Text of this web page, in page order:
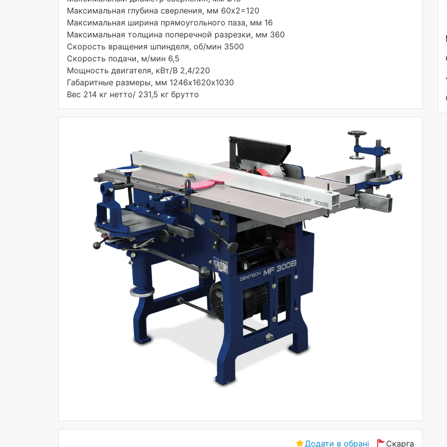
Максимальная глубина сверления, мм 60х2=120
Максимальная ширина прямоугольного паза, мм 16
Максимальная толщина поперечной разрезки, мм 360
Скорость вращения шпинделя, об/мин 3500
Скорость подачи, м/мин 6,5
Мощность двигателя, кВт/В 2,4/220
Габаритные размеры, мм 1246х1620х1030
Вес 214 кг нетто/ 231,5 кг брутто
Скарга
Додати в обрані